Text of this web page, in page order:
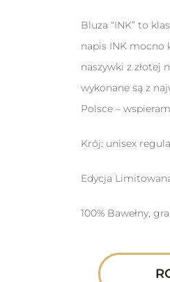
Bluza “INK” to
napis INK mocno
naszywki z złotej
wykonane są z
Polsce –
Krój: unisex
Edycja
100% Bawełny,